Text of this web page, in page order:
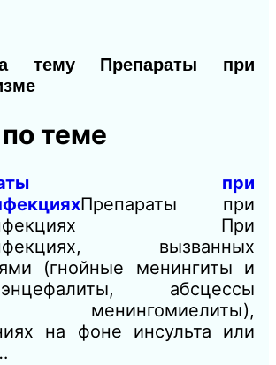
тему Препараты при
теме
при
Препараты при
При
вызванных
(гнойные менингиты и
абсцессы
менингомиелиты),
на фоне инсульта или